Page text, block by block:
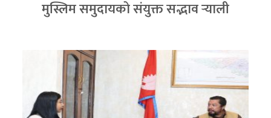
मुस्लिम समुदायको संयुक्त सद्भाव र्‍याली